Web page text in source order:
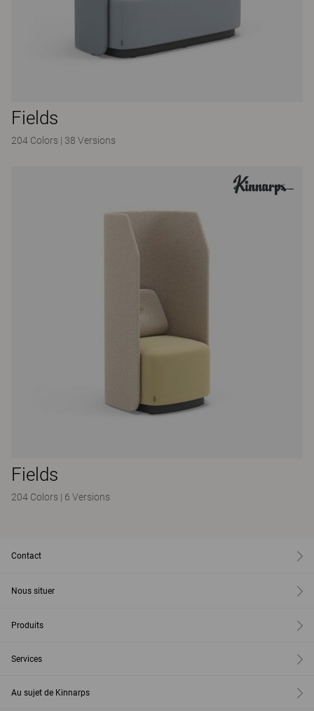
Fields
204 Colors | 38 Versions
Fields
204 Colors | 6 Versions
Contact
Nous situer
Produits
Services
Au sujet de Kinnarps